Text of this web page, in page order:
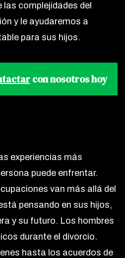
complejidades del
y le ayudaremos a
para sus hijos.
con nosotros hoy
experiencias más
puede enfrentar.
van más allá del
pensando en sus hijos,
y su futuro. Los hombres
durante el divorcio.
hasta los acuerdos de